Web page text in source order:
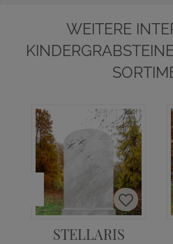
WEITERE
STELLARIS